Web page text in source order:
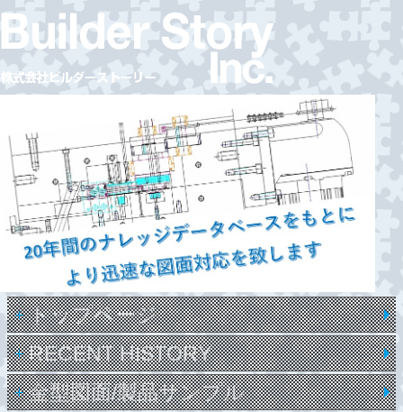
トップページ
RECENT HISTORY
金型図面/製品サンプル